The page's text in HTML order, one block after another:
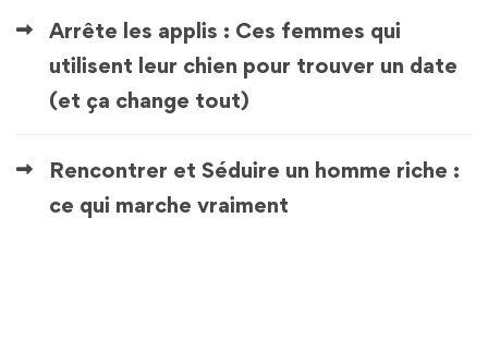
Arrête les applis : Ces femmes qui
utilisent leur chien pour trouver un date
(et ça change tout)
Rencontrer et Séduire un homme riche :
ce qui marche vraiment